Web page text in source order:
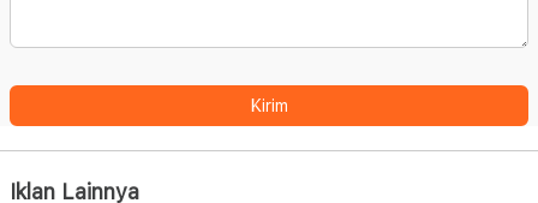
Kirim
Iklan Lainnya